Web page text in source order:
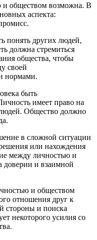
обществом возможна. В
аспекта:
понять других людей,
должна стремиться
общества, чтобы
своей
нормами.
быть
имеет право на
людей. Общество должно
в сложной ситуации
или нахождения
между личностью и
доверии и взаимной
и обществом
отношения друг к
стороны и поиска
некоторого усилия со